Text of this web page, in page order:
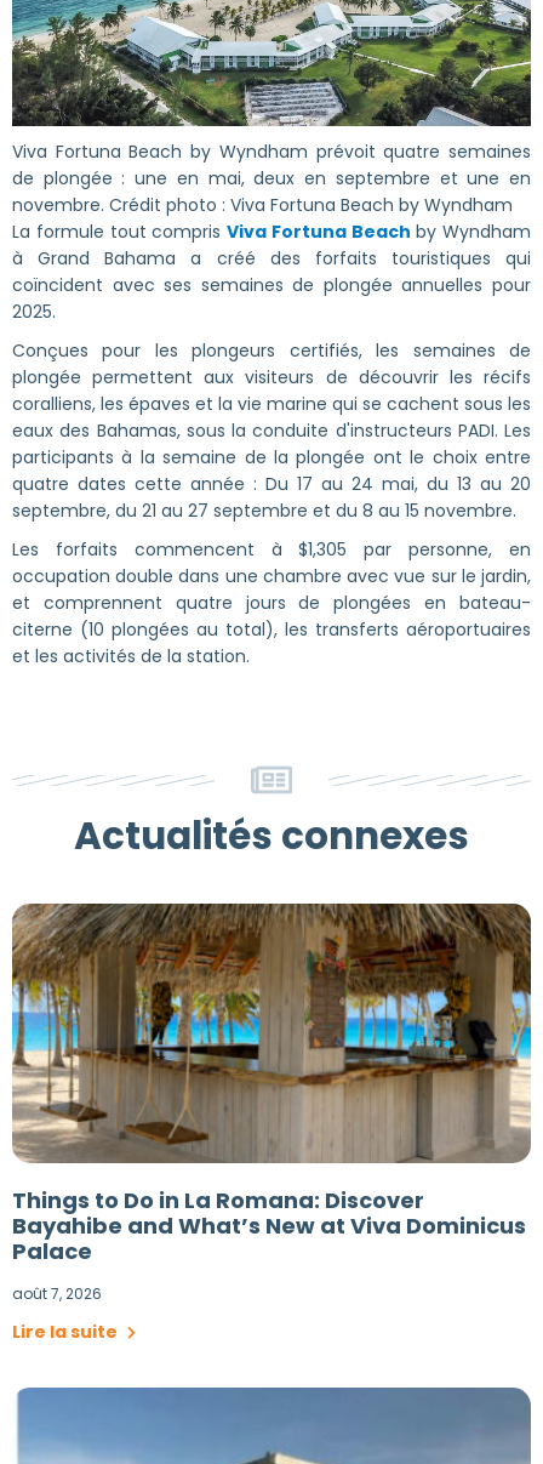
Viva Fortuna Beach by Wyndham prévoit quatre semaines
de plongée : une en mai, deux en septembre et une en
novembre. Crédit photo : Viva Fortuna Beach by Wyndham
La formule tout compris Viva Fortuna Beach by Wyndham
à Grand Bahama a créé des forfaits touristiques qui
coïncident avec ses semaines de plongée annuelles pour
2025.
Conçues pour les plongeurs certifiés, les semaines de
plongée permettent aux visiteurs de découvrir les récifs
coralliens, les épaves et la vie marine qui se cachent sous les
eaux des Bahamas, sous la conduite d'instructeurs PADI. Les
participants à la semaine de la plongée ont le choix entre
quatre dates cette année : Du 17 au 24 mai, du 13 au 20
septembre, du 21 au 27 septembre et du 8 au 15 novembre.
Les forfaits commencent à $1,305 par personne, en
occupation double dans une chambre avec vue sur le jardin,
et comprennent quatre jours de plongées en bateau-
citerne (10 plongées au total), les transferts aéroportuaires
et les activités de la station.
Actualités connexes
Things to Do in La Romana: Discover
Bayahibe and What’s New at Viva Dominicus
Palace
août 7, 2026
Lire la suite